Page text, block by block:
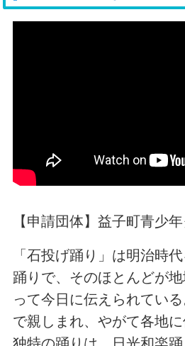
【申請団体】益子町青少
「石投げ踊り」は明治時
踊りで、そのほとんどが
って今日に伝えられてい
で親しまれ、やがて各地に
独特の踊りは、日光和楽